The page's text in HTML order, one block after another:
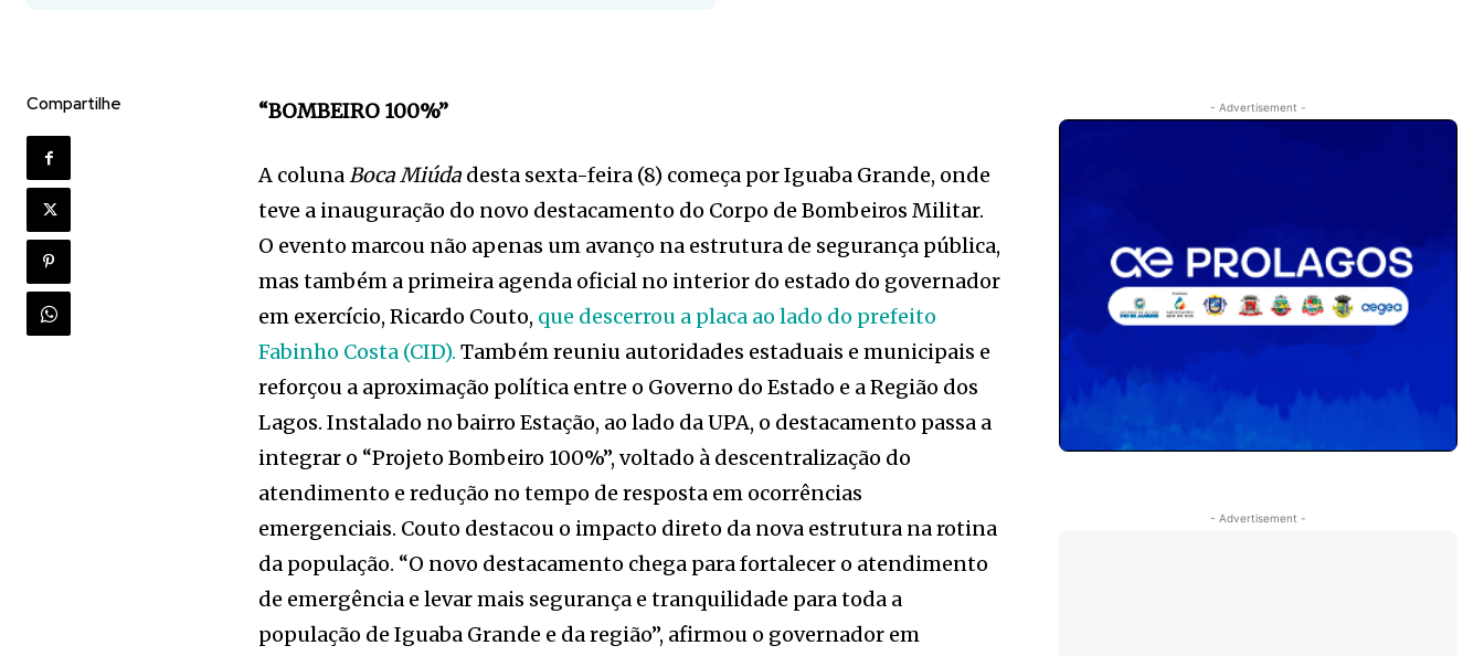
Compartilhe “BOMBEIRO 100%”
A colunaBoca Miúda desta sexta-feira (8) começa por Iguaba Grande, onde
teve a inauguração do novo destacamento do Corpo de Bombeiros Militar.
O evento marcou não apenas um avanço na estrutura de segurança pública,
mas também a primeira agenda oficial no interior do estado do governador
em exercício, Ricardo Couto, que descerrou a placa ao lado do prefeito
Fabinho Costa (CID). Também reuniu autoridades estaduais e municipais e
reforçou a aproximação política entre o Governo do Estado e a Região dos
Lagos. Instalado no bairro Estação, ao lado da UPA, o destacamento passa a
integrar o “Projeto Bombeiro 100%”, voltado à descentralização do
atendimento e redução no tempo de resposta em ocorrências
emergenciais. Couto destacou o impacto direto da nova estrutura na rotina
da população. “O novo destacamento chega para fortalecer o atendimento
de emergência e levar mais segurança e tranquilidade para toda a
população de Iguaba Grande e da região”, afirmou o governador em
- Advertisement -
- Advertisement -